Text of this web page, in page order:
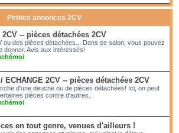
Petites annonces 2CV
2CV -- pièces détachées 2CV
ou des pièces détachées... Dans ce salon, vous pouvez
donner. Avis aux intéressés!
/ ECHANGE 2CV -- pièces détachées 2CV
d'une deuche ou de pièces détachées! Ici, on peut
pièces contre d'autres.
en tout genre, venues d'ailleurs !